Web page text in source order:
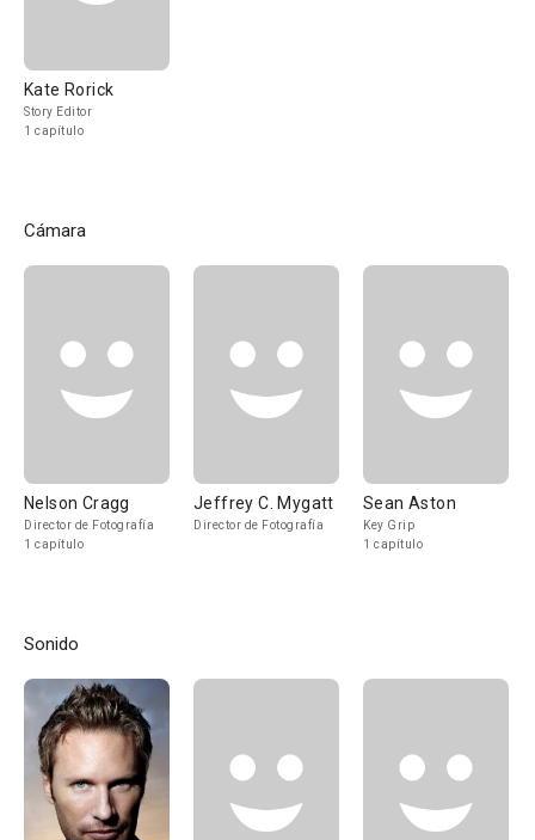
Kate Rorick
Story Editor
1 capítulo
Cámara
Nelson Cragg
Director de Fotografía
1 capítulo
Jeffrey C. Mygatt
Director de Fotografía
Sean Aston
Key Grip
1 capítulo
Sonido